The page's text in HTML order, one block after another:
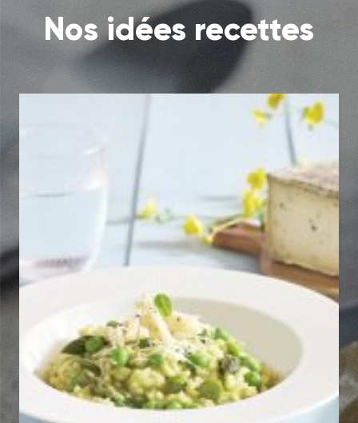
Nos idées recettes
Risotto vert de printemps